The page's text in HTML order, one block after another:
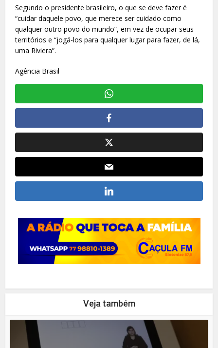
Segundo o presidente brasileiro, o que se deve fazer é
“cuidar daquele povo, que merece ser cuidado como
qualquer outro povo do mundo”, em vez de ocupar seus
territórios e “jogá-los para qualquer lugar para fazer, de lá,
uma Riviera”.
Agência Brasil
Veja também